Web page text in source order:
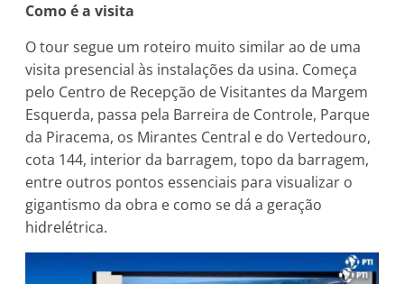
Como é a visita
O tour segue um roteiro muito similar ao de uma
visita presencial às instalações da usina. Começa
pelo Centro de Recepção de Visitantes da Margem
Esquerda, passa pela Barreira de Controle, Parque
da Piracema, os Mirantes Central e do Vertedouro,
cota 144, interior da barragem, topo da barragem,
entre outros pontos essenciais para visualizar o
gigantismo da obra e como se dá a geração
hidrelétrica.